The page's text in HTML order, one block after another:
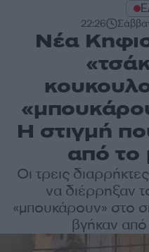
22:26
Νέα
Η στιγμή
από το
Οι τρεις
να διέρρηξαν
«μπουκάρουν» στο
βγήκαν από